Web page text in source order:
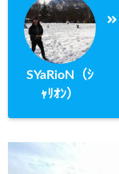
SYaRioN（ｼ
ｬﾘｵﾝ）